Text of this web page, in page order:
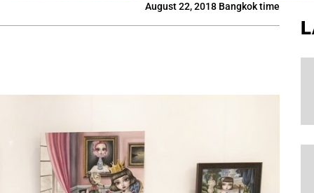
August 22, 2018 Bangkok time